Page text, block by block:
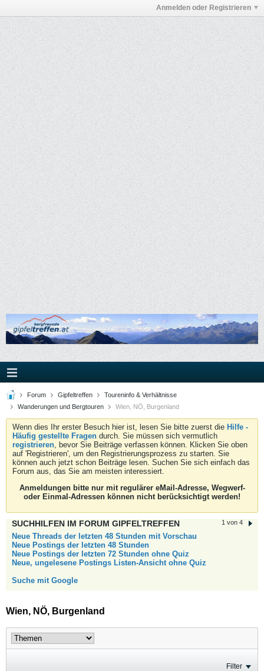
Anmelden oder Registrieren
Forum Gipfeltreffen
Toureninfo & Verhältnisse
Wanderungen und Bergtouren
Wien, NÖ, Burgenland
Wenn dies Ihr erster Besuch hier ist, lesen Sie bitte zuerst die Hilfe -
Häufig gestellte Fragen durch. Sie müssen sich vermutlich
registrieren, bevor Sie Beiträge verfassen können. Klicken Sie oben
auf 'Registrieren', um den Registrierungsprozess zu starten. Sie
können auch jetzt schon Beiträge lesen. Suchen Sie sich einfach das
Forum aus, das Sie am meisten interessiert.
Anmeldungen bitte nur mit regulärer eMail-Adresse, Wegwerf-
oder Einmal-Adressen können nicht berücksichtigt werden!
1 von 4
SUCHHILFEN IM FORUM GIPFELTREFFEN
Neue Threads der letzten 48 Stunden mit Vorschau
Neue Postings der letzten 48 Stunden
Neue Postings der letzten 72 Stunden ohne Quiz
Neue, ungelesene Postings Listen-Ansicht ohne Quiz
Suche mit Google
Wien, NÖ, Burgenland
Filter